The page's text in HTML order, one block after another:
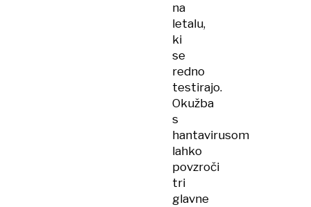
na
letalu,
ki
se
redno
testirajo.
Okužba
s
hantavirusom
lahko
povzroči
tri
glavne